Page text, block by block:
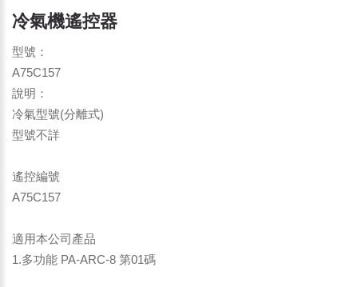
冷氣機遙控器
型號：
A75C157
說明：
冷氣型號(分離式)
型號不詳
遙控編號
A75C157
適用本公司產品
1.多功能 PA-ARC-8 第01碼